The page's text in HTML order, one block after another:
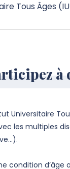
Tous Âges
à
Universitaire
les multiples
condition d’âge